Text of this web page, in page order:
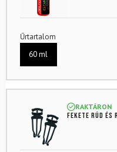
Űrtartalom
60 ml
RAKTÁRON
Fekete rúd